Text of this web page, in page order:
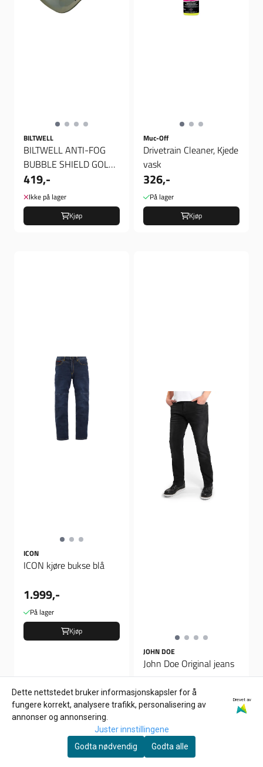
BILTWELL
BILTWELL ANTI-FOG
BUBBLE SHIELD GOLD,
Boble Visir
419,-
Ikke på lager
Kjøp
Muc-Off
Drivetrain Cleaner, Kjede
vask
326,-
På lager
Kjøp
ICON
ICON kjøre bukse blå
1.999,-
På lager
Kjøp
JOHN DOE
John Doe Original jeans
3.136,-
På lager
Dette nettstedet bruker informasjonskapsler for å
fungere korrekt, analysere trafikk, personalisering av
annonser og annonsering.
Drevet av
Juster innstillingene
Godta nødvendig
Godta alle